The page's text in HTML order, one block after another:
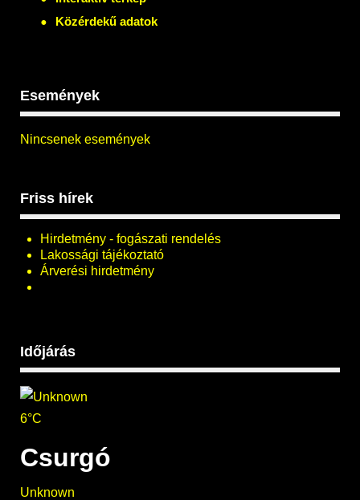
Közérdekű adatok
Események
Nincsenek események
Friss hírek
Hirdetmény - fogászati rendelés
Lakossági tájékoztató
Árverési hirdetmény
Időjárás
6°C
Csurgó
Unknown